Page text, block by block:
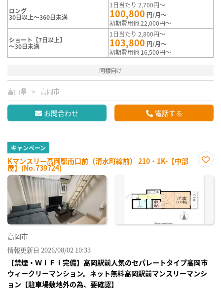
ロング
30日以上～360日未満
1日当たり 2,700円～
100,800 円/月～
初期費用他 22,000円～
ショート【7日以上】
～30日未満
1日当たり 2,800円～
103,800 円/月～
初期費用他 16,500円～
同棲向け
富山県 高岡市
お問合わせ 電話する
キャンペーン
Kマンスリー高岡駅南口前（清水町線前） 210・1K-【中部
屋】(No.739724)
に入
高岡市
情報更新日 2026/08/02 10:33
【禁煙・ＷｉＦｉ完備】高岡駅前人気のセパレートタイプ高岡市
ウィークリーマンション。ネット無料高岡駅前マンスリーマンシ
ョン【駐車場敷地外の為、要確認】